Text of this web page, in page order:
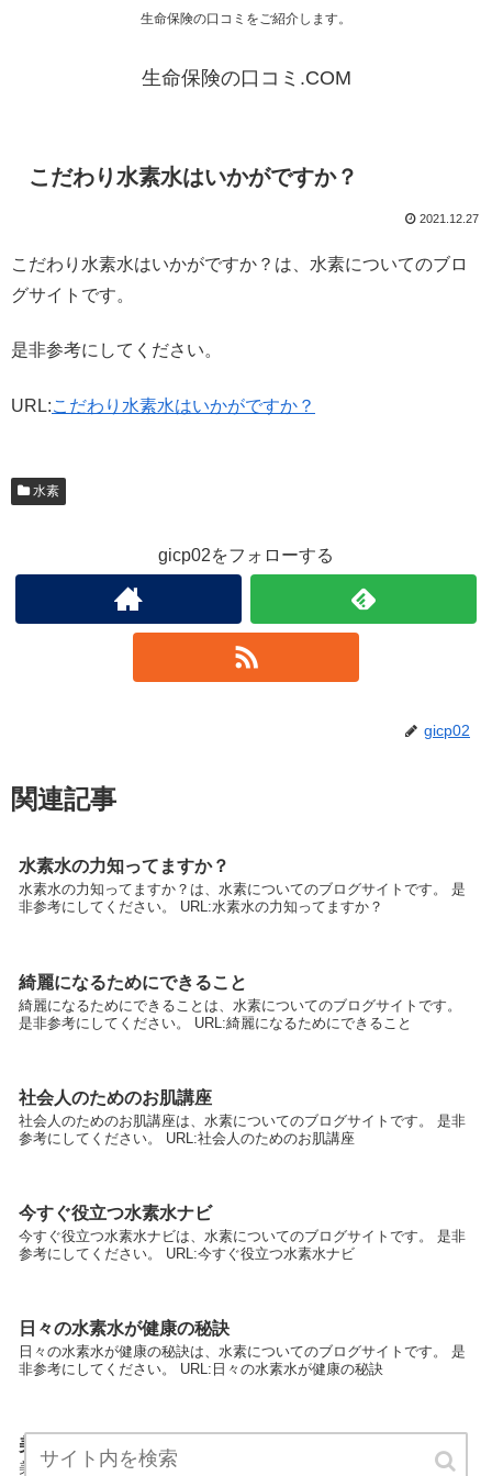
生命保険の口コミをご紹介します。
生命保険の口コミ.COM
こだわり水素水はいかがですか？
2021.12.27
こだわり水素水はいかがですか？は、水素についてのブロ
グサイトです。
是非参考にしてください。
URL:こだわり水素水はいかがですか？
水素
gicp02をフォローする
gicp02
関連記事
水素水の力知ってますか？
水素水の力知ってますか？は、水素についてのブログサイトです。 是
非参考にしてください。 URL:水素水の力知ってますか？
綺麗になるためにできること
綺麗になるためにできることは、水素についてのブログサイトです。
是非参考にしてください。 URL:綺麗になるためにできること
社会人のためのお肌講座
社会人のためのお肌講座は、水素についてのブログサイトです。 是非
参考にしてください。 URL:社会人のためのお肌講座
今すぐ役立つ水素水ナビ
今すぐ役立つ水素水ナビは、水素についてのブログサイトです。 是非
参考にしてください。 URL:今すぐ役立つ水素水ナビ
日々の水素水が健康の秘訣
日々の水素水が健康の秘訣は、水素についてのブログサイトです。 是
非参考にしてください。 URL:日々の水素水が健康の秘訣
美容効果のある水素水
美容効果のある水素水は、水素についてのブログサイトです。 是非参